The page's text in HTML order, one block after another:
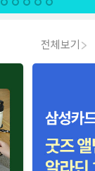
전체보기